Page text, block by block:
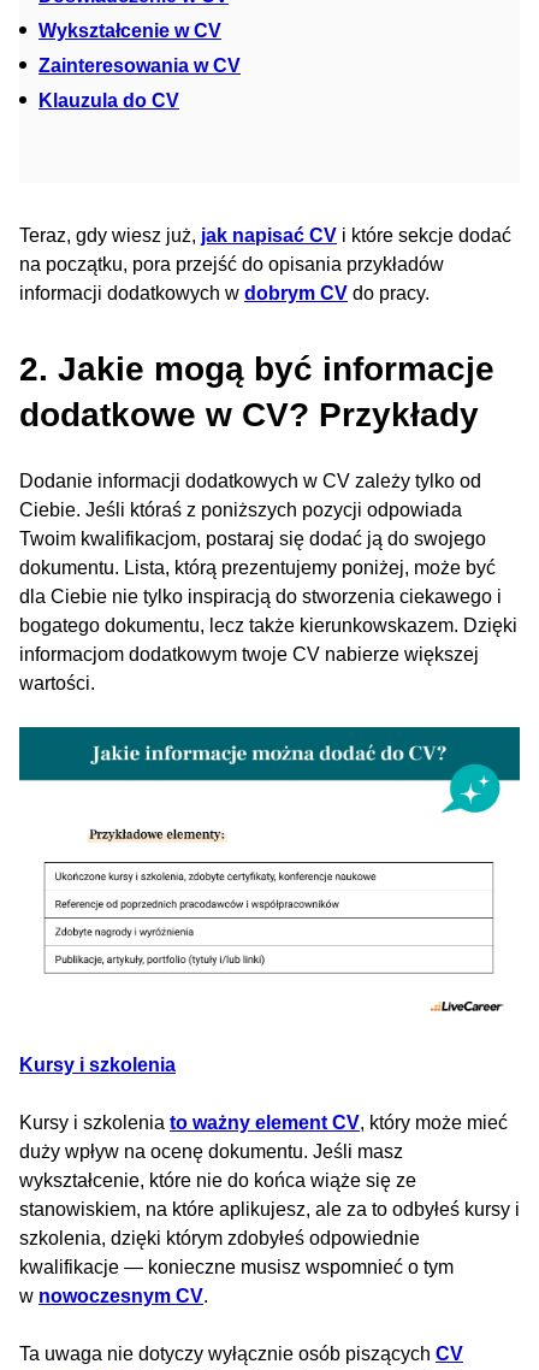
Wykształcenie w CV
Zainteresowania w CV
Klauzula do CV
Teraz, gdy wiesz już, jak napisać CV i które sekcje dodać
na początku, pora przejść do opisania przykładów
informacji dodatkowych w dobrym CV do pracy.
2. Jakie mogą być informacje
dodatkowe w CV? Przykłady
Dodanie informacji dodatkowych w CV zależy tylko od
Ciebie. Jeśli któraś z poniższych pozycji odpowiada
Twoim kwalifikacjom, postaraj się dodać ją do swojego
dokumentu. Lista, którą prezentujemy poniżej, może być
dla Ciebie nie tylko inspiracją do stworzenia ciekawego i
bogatego dokumentu, lecz także kierunkowskazem. Dzięki
informacjom dodatkowym twoje CV nabierze większej
wartości.
Kursy i szkolenia
Kursy i szkolenia to ważny element CV, który może mieć
duży wpływ na ocenę dokumentu. Jeśli masz
wykształcenie, które nie do końca wiąże się ze
stanowiskiem, na które aplikujesz, ale za to odbyłeś kursy i
szkolenia, dzięki którym zdobyłeś odpowiednie
kwalifikacje — konieczne musisz wspomnieć o tym
w nowoczesnym CV.
Ta uwaga nie dotyczy wyłącznie osób piszących CV